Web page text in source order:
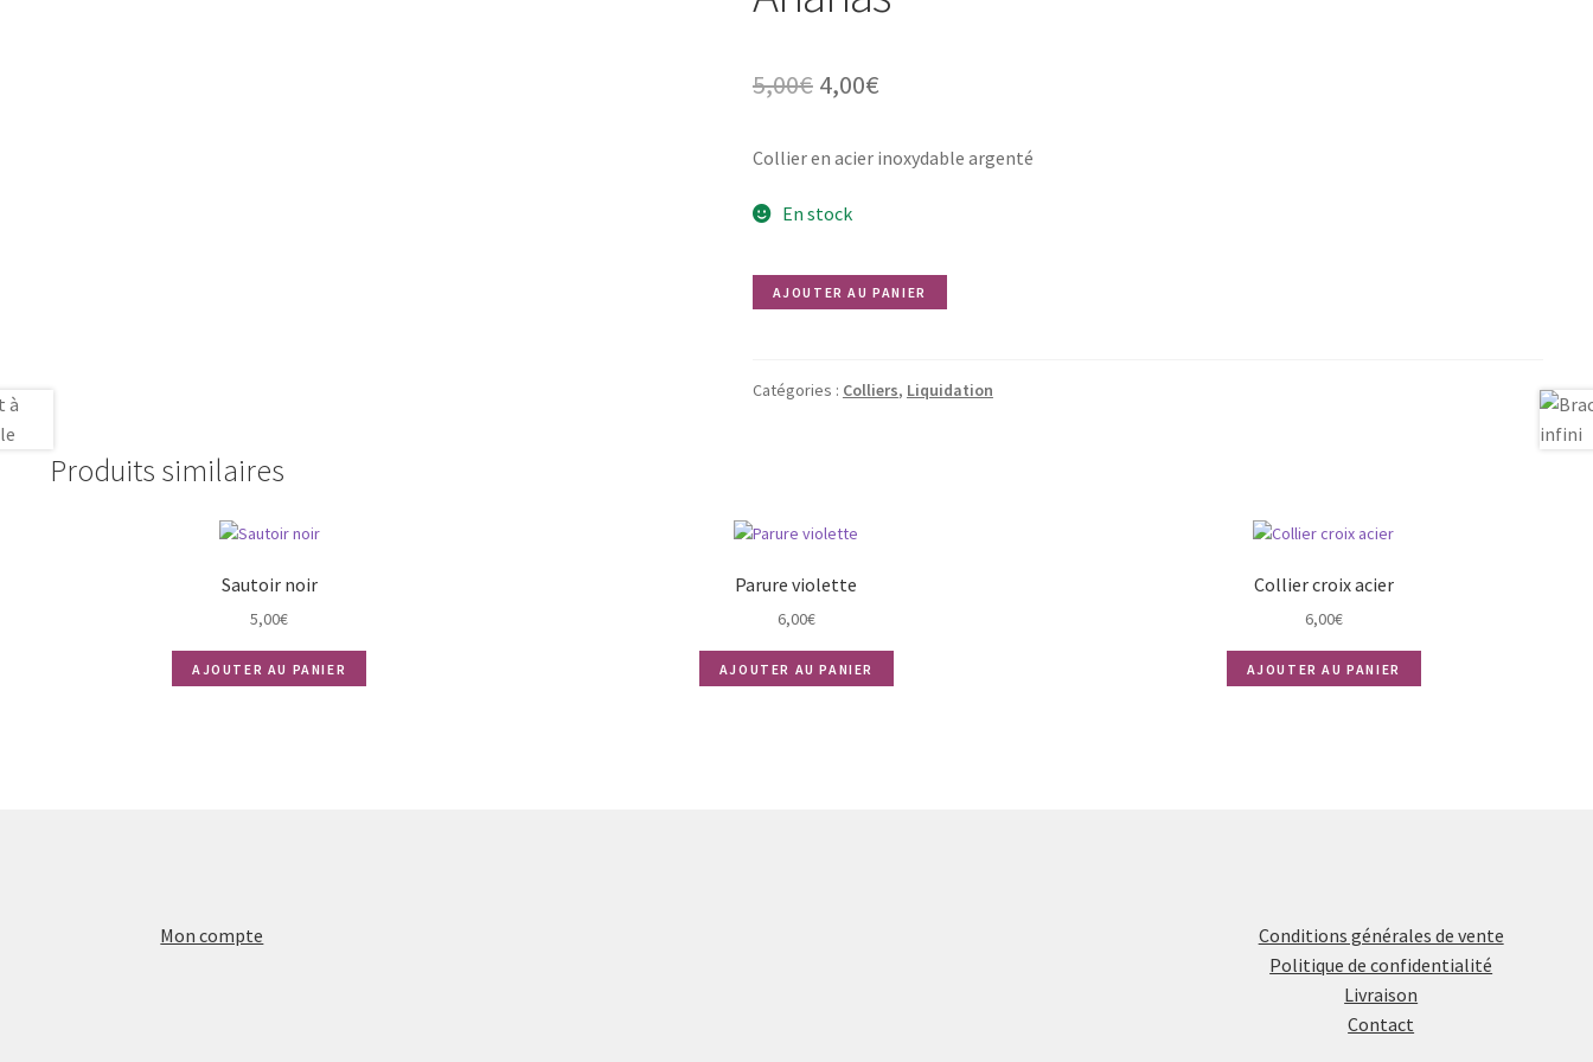
5,00€ Le
initial
était :
4,00€Le
actuel
Collier en acier inoxydable argenté
En stock
quantité
de
AJOUTER AU PANIER
Catégories : Colliers, Liquidation
Produits similaires
Sautoir noir
5,00€
AJOUTER AU PANIER
Parure violette
6,00€
AJOUTER AU PANIER
Collier croix acier
6,00€
AJOUTER AU PANIER
Mon compte
Conditions générales de vente
Politique de confidentialité
Livraison
Contact